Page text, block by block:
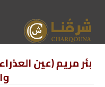
بئر مريم (عين